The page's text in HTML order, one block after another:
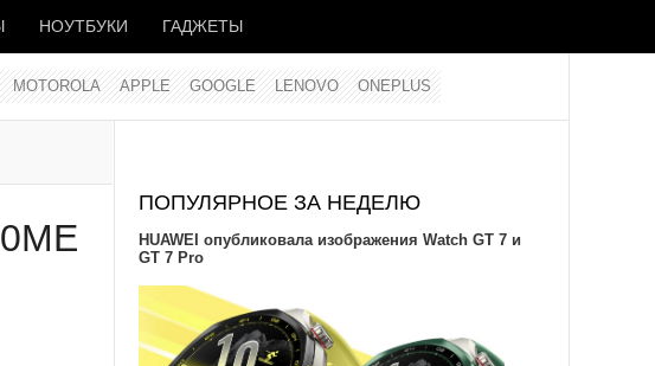
НОУТБУКИ ГАДЖЕТЫ
MOTOROLA APPLE GOOGLE LENOVO ONEPLUS
ПОПУЛЯРНОЕ ЗА НЕДЕЛЮ
HUAWEI опубликовала изображения Watch GT 7 и
GT 7 Pro